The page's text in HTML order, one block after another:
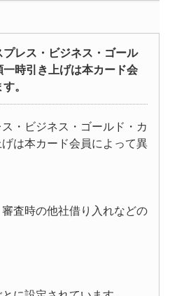
レス・ビジネス・ゴール
一時引き上げは本カード会
。
・ビジネス・ゴールド・カ
は本カード会員によって異
審査時の他社借り入れなどの